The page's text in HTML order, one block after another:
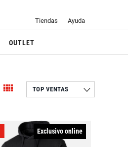
Tiendas Ayuda
OUTLET
Exclusivo online